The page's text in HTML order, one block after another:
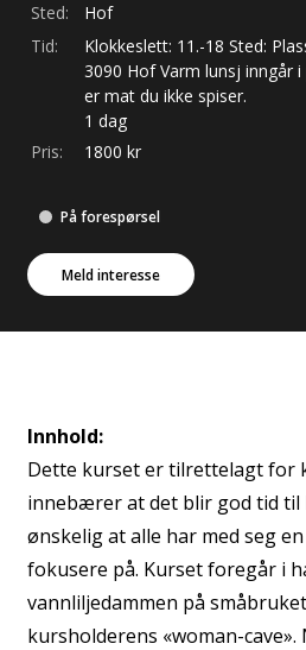
Sted:
Hof
Tid:
Klokkeslett: 11.-18 Sted:
3090 Hof Varm lunsj inngår
er mat du ikke spiser.
1 dag
Pris:
1800 kr
På forespørsel
Meld interesse
Innhold:
Dette kurset er tilrettelagt for
innebærer at det blir god tid til
ønskelig at alle har med seg
fokusere på. Kurset foregår i
vannliljedammen på
kursholderens «woman-